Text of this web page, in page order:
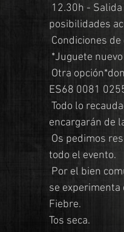
posibilidades
Condiciones de
*Juguete
Otra
ES68 0081
encargarán de
todo el evento.
se
Fiebre.
Tos seca.